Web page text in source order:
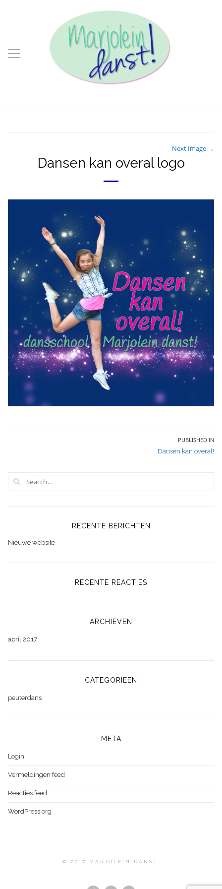
Next Image →
Dansen kan overal logo
PUBLISHED IN
Dansen kan overal!
RECENTE BERICHTEN
Nieuwe website
RECENTE REACTIES
ARCHIEVEN
april 2017
CATEGORIEËN
peuterdans
META
Login
Vermeldingen feed
Reacties feed
WordPress.org
© 2017 MARJOLEIN DANST.